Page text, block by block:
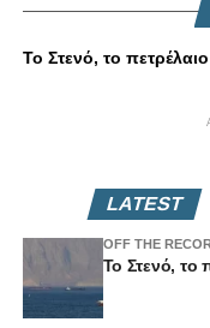
Το Στενό, το
LATEST
OFF THE
Το Στενό, το